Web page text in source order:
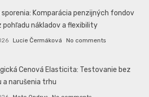
sporenia: Komparácia penzijných fondov
pohľadu nákladov a flexibility
Lucie Čermáková No comments
Cenová Elasticita: Testovanie bez
a narušenia trhu